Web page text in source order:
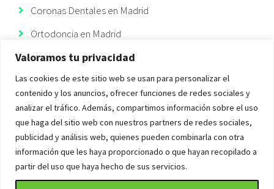
Valoramos tu privacidad
Las cookies de este sitio web se usan para personalizar el
contenido y los anuncios, ofrecer funciones de redes sociales y
analizar el tráfico. Además, compartimos información sobre el uso
que haga del sitio web con nuestros partners de redes sociales,
publicidad y análisis web, quienes pueden combinarla con otra
información que les haya proporcionado o que hayan recopilado a
partir del uso que haya hecho de sus servicios.
Coronas Dentales en Madrid
Ortodoncia en Madrid
Ortodoncia Invisible
Implantes Dentales Madrid
Copyright 2022 Elysium Dental Clinica Dental en el Barrio de Salamanca | Todos
los derechos reservados |Política de privacidad|Política de contacto|Política de